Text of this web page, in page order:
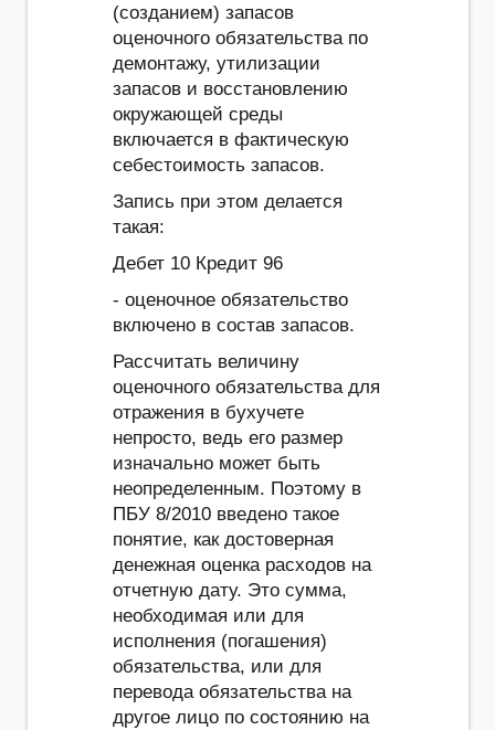
(созданием) запасов
оценочного обязательства по
демонтажу, утилизации
запасов и восстановлению
окружающей среды
включается в фактическую
себестоимость запасов.
Запись при этом делается
такая:
Дебет 10 Кредит 96
- оценочное обязательство
включено в состав запасов.
Рассчитать величину
оценочного обязательства для
отражения в бухучете
непросто, ведь его размер
изначально может быть
неопределенным. Поэтому в
ПБУ 8/2010 введено такое
понятие, как достоверная
денежная оценка расходов на
отчетную дату. Это сумма,
необходимая или для
исполнения (погашения)
обязательства, или для
перевода обязатель­ства на
другое лицо по состоянию на